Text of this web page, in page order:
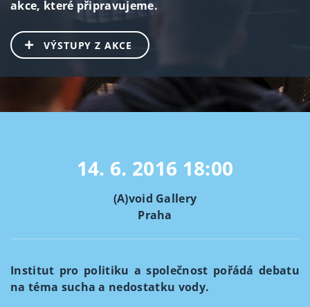
akce, které připravujeme.
VÝSTUPY Z AKCE
14. 6. 2016 18:00
(A)void Gallery
Praha
Institut pro politiku a společnost pořádá debatu
na téma sucha a nedostatku vody.